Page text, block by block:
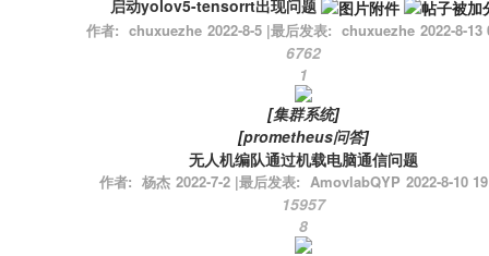
启动yolov5-tensorrt出现问题
作者: chuxuezhe 2022-8-5 |最后发表: chuxuezhe 2022-8-13
6762
1
[集群系统]
[prometheus问答]
无人机编队通过机载电脑通信问题
作者: 杨杰 2022-7-2 |最后发表: AmovlabQYP 2022-8-10
15957
8